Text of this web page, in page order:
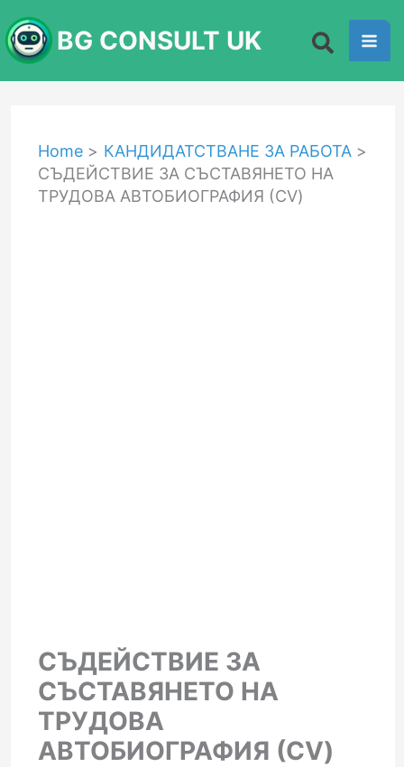
to
content
BG CONSULT UK
Home
КАНДИДАТСТВАНЕ ЗА РАБОТА
СЪДЕЙСТВИЕ ЗА СЪСТАВЯНЕТО НА
ТРУДОВА АВТОБИОГРАФИЯ (CV)
СЪДЕЙСТВИЕ ЗА
СЪСТАВЯНЕТО НА
ТРУДОВА
АВТОБИОГРАФИЯ (CV)